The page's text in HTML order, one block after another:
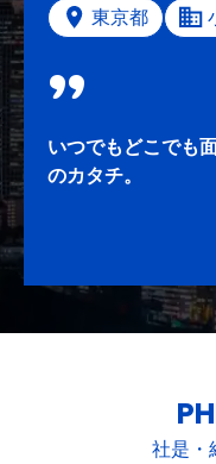
東京都
いつでもどこでも
のカタチ。
社是・